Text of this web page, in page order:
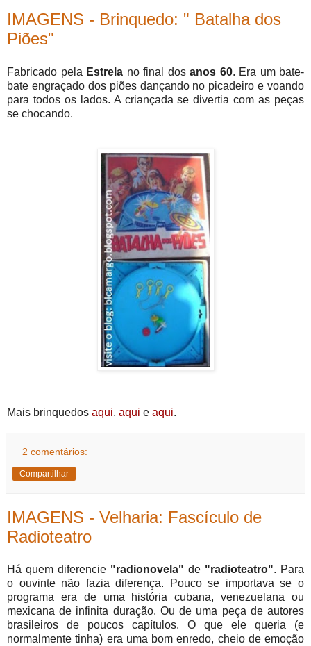
IMAGENS - Brinquedo: " Batalha dos
Piões"
Fabricado pela Estrela no final dos anos 60. Era um bate-
bate engraçado dos piões dançando no picadeiro e voando
para todos os lados. A criançada se divertia com as peças
se chocando.
Mais brinquedos aqui, aqui e aqui.
2 comentários:
Compartilhar
IMAGENS - Velharia: Fascículo de
Radioteatro
Há quem diferencie "radionovela" de "radioteatro". Para
o ouvinte não fazia diferença. Pouco se importava se o
programa era de uma história cubana, venezuelana ou
mexicana de infinita duração. Ou de uma peça de autores
brasileiros de poucos capítulos. O que ele queria (e
normalmente tinha) era uma bom enredo, cheio de emoção